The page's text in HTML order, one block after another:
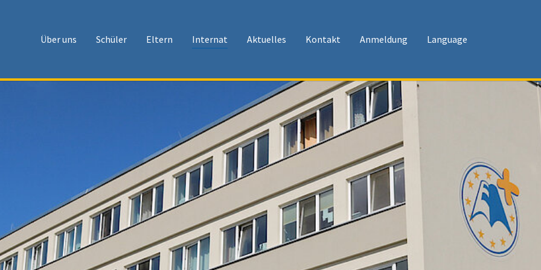
Über uns Schüler Eltern Internat Aktuelles Kontakt Anmeldung Language